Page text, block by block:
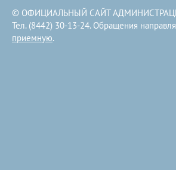
© ОФИЦИАЛЬНЫЙ САЙТ
Тел. (8442) 30-13-24. Обращения
приемную.